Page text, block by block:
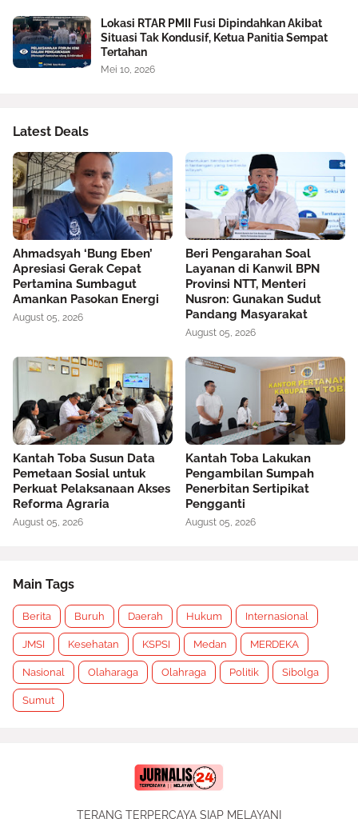
Lokasi RTAR PMII Fusi Dipindahkan Akibat
Situasi Tak Kondusif, Ketua Panitia Sempat
Tertahan
Mei 10, 2026
Latest Deals
Ahmadsyah ‘Bung Eben’
Apresiasi Gerak Cepat
Pertamina Sumbagut
Amankan Pasokan Energi
August 05, 2026
Beri Pengarahan Soal
Layanan di Kanwil BPN
Provinsi NTT, Menteri
Nusron: Gunakan Sudut
Pandang Masyarakat
August 05, 2026
Kantah Toba Susun Data
Pemetaan Sosial untuk
Perkuat Pelaksanaan Akses
Reforma Agraria
August 05, 2026
Kantah Toba Lakukan
Pengambilan Sumpah
Penerbitan Sertipikat
Pengganti
August 05, 2026
Main Tags
Berita Buruh Daerah Hukum Internasional
JMSI Kesehatan KSPSI Medan MERDEKA
Nasional Olaharaga Olahraga Politik Sibolga
Sumut
TERANG TERPERCAYA SIAP MELAYANI